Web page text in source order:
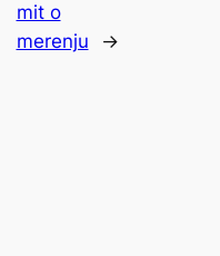
mit o
merenju
→